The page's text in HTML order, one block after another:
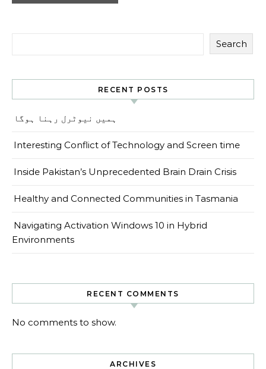
Search
RECENT POSTS
ہمیں نیوٹرل رہنا ہوگا
Interesting Conflict of Technology and Screen time
Inside Pakistan’s Unprecedented Brain Drain Crisis
Healthy and Connected Communities in Tasmania
Navigating Activation Windows 10 in Hybrid
Environments
RECENT COMMENTS
No comments to show.
ARCHIVES